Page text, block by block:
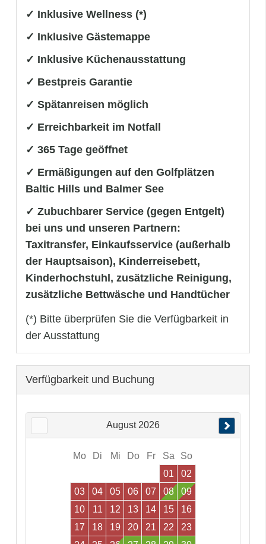
✓ Inklusive Wellness (*)
✓ Inklusive Gästemappe
✓ Inklusive Küchenausstattung
✓ Bestpreis Garantie
✓ Spätanreisen möglich
✓ Erreichbarkeit im Notfall
✓ 365 Tage geöffnet
✓ Ermäßigungen auf den Golfplätzen
Baltic Hills und Balmer See
✓ Zubuchbarer Service (gegen Entgelt)
bei uns und unseren Partnern:
Taxitransfer, Einkaufsservice (außerhalb
der Hauptsaison), Kinderreisebett,
Kinderhochstuhl, zusätzliche Reinigung,
zusätzliche Bettwäsche und Handtücher
(*) Bitte überprüfen Sie die Verfügbarkeit in
der Ausstattung
Verfügbarkeit und Buchung